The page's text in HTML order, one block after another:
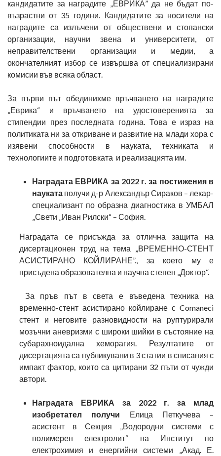
кандидатите за наградите „ЕВРИКА” да не бъдат по-
възрастни от 35 години. Кандидатите за носители на
наградите са излъчени от обществени и стопански
организации, научни звена и университети, от
неправителствени организации и медии, а
окончателният избор се извършва от специализирани
комисии във всяка област.
За първи път обединихме връчването на наградите
„Еврика“ и връчването на удостоверенията за
стипендии през последната година. Това е израз на
политиката ни за откриване и развитие на млади хора с
изявени способности в науката, техниката и
технологиите и подготовката и реализацията им.
Наградата ЕВРИКА за 2022 г. за постижения в
науката получи д-р Александър Сираков – лекар-
специализант по образна диагностика в УМБАЛ
„Свети „Иван Рилски“ – София.
Наградата се присъжда за отлична защита на
дисертационен труд на тема „ВРЕМЕННО-СТЕНТ
АСИСТИРАНО КОЙЛИРАНЕ”., за което му е
присъдена образователна и научна степен „Доктор“.
За пръв път в света е въведена техника на
временно-стент асистирано койлиране с Comaneci
стент и неговите разновидности на руптурирали
мозъчни аневризми с широки шийки в състояние на
субарахноидална хеморагия. Резултатите от
дисертацията са публикувани в 3 статии в списания с
импакт фактор, които са цитирани 32 пъти от чужди
автори.
Наградата ЕВРИКА за 2022 г. за млад
изобретател получи Елица Петкучева –
асистент в Секция „Водородни системи с
полимерен електролит“ на Институт по
електрохимия и енергийни системи „Акад. Е.